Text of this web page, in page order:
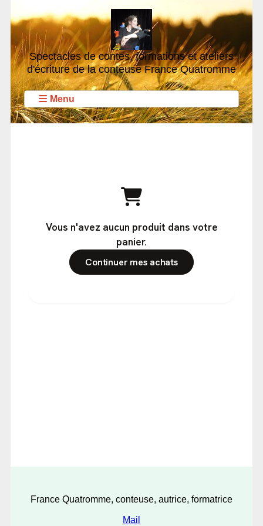
Spectacles de contes, formations et ateliers
d'écriture de la conteuse France Quatromme
Menu
Vous n'avez aucun produit dans votre
panier.
Continuer mes achats
France Quatromme, conteuse, autrice, formatrice
Mail